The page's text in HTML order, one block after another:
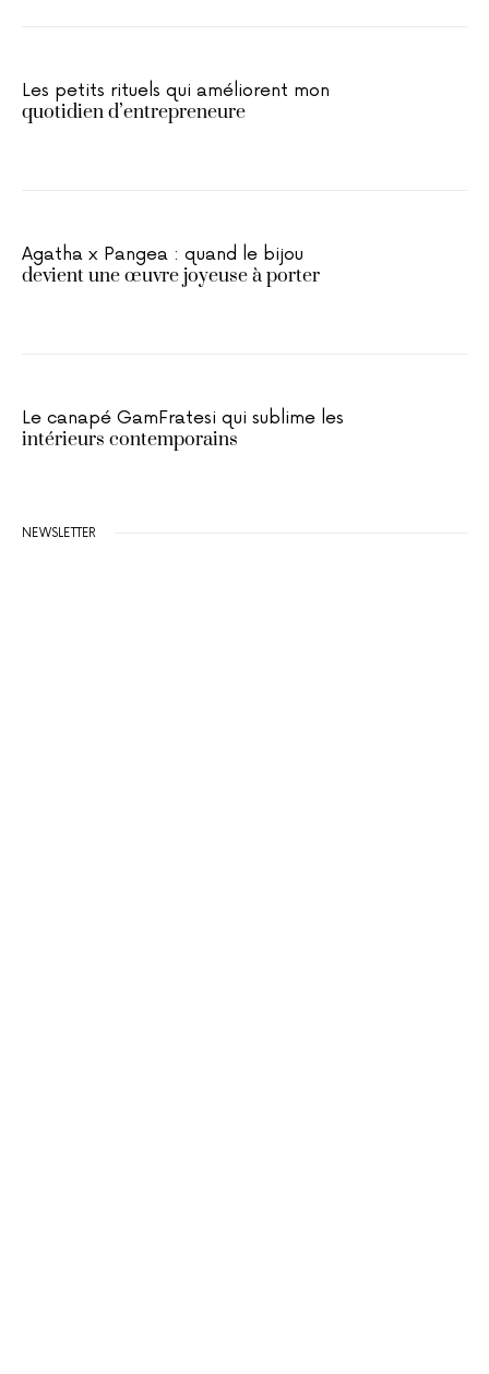
Les petits rituels qui améliorent mon
quotidien d’entrepreneure
Agatha x Pangea : quand le bijou
devient une œuvre joyeuse à porter
Le canapé GamFratesi qui sublime les
intérieurs contemporains
NEWSLETTER